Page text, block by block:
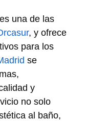
una de las
, y ofrece
para los
se
y
no solo
al baño,